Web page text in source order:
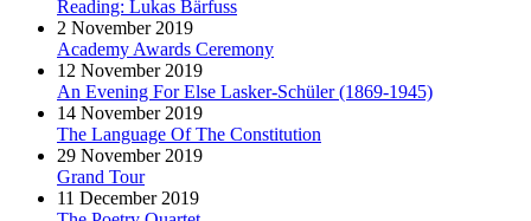
Reading: Lukas Bärfuss
2 November 2019
Academy Awards Ceremony
12 November 2019
An Evening For Else Lasker-Schüler (1869-1945)
14 November 2019
The Language Of The Constitution
29 November 2019
Grand Tour
11 December 2019